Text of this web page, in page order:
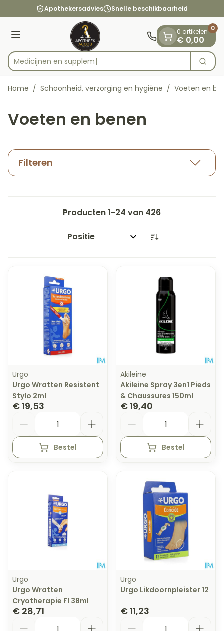
Ga naar de inhoudApothekersadvies Snelle beschikbaarheid
Menu
Product, merk, categorie...
Med Zoek
0 artikelen
€ 0,00
0
Home / Schoonheid, verzorging en hygiëne / Voeten en
Voeten en benen
Filteren
Producten1-24 van 426
Sorteer op:
Urgo
Urgo Wratten Resistent
Stylo 2ml
€ 19,53
Bestel
Akileine
Akileine Spray 3en1 Pieds
& Chaussures 150ml
€ 19,40
Bestel
Urgo
Urgo Wratten
Cryotherapie Fl 38ml
€ 28,71
Urgo
Urgo Likdoornpleister 12
€ 11,23